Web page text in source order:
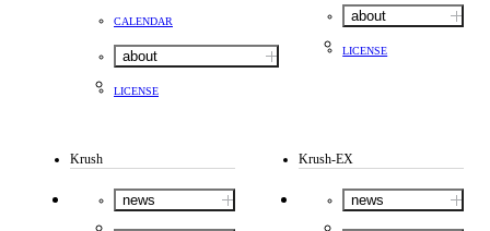
CALENDAR
about
LICENSE
about
LICENSE
Krush
news
Krush-EX
news